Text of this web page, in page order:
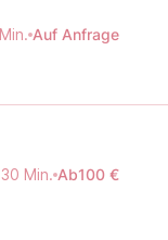
Auf Anfrage
Min. Ab100 €